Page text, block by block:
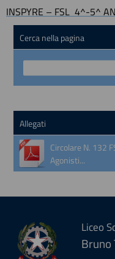
INSPYRE – FSL 4^-5^
Cerca nella pagina
Allegati
Circolare N. 132
Agonisti...
Liceo
Bruno